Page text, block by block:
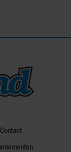
Contact